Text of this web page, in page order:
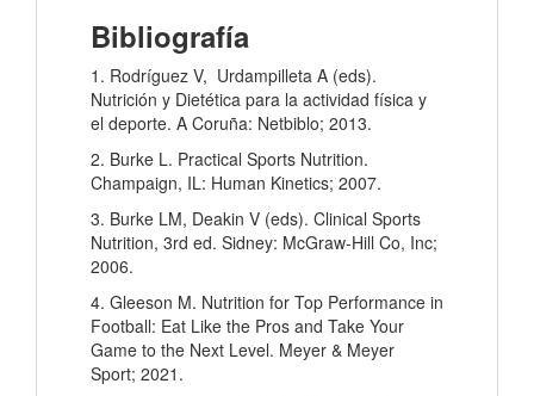
Bibliografía
1. Rodríguez V, Urdampilleta A (eds).
Nutrición y Dietética para la actividad física y
el deporte. A Coruña: Netbiblo; 2013.
2. Burke L. Practical Sports Nutrition.
Champaign, IL: Human Kinetics; 2007.
3. Burke LM, Deakin V (eds). Clinical Sports
Nutrition, 3rd ed. Sidney: McGraw-Hill Co, Inc;
2006.
4. Gleeson M. Nutrition for Top Performance in
Football: Eat Like the Pros and Take Your
Game to the Next Level. Meyer & Meyer
Sport; 2021.